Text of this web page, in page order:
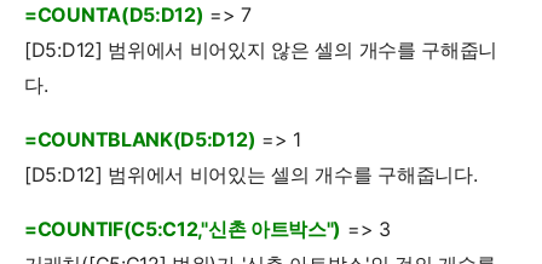
=COUNTA(D5:D12) => 7
[D5:D12] 범위에서 비어있지 않은 셀의 개수를 구해줍니
다.
=COUNTBLANK(D5:D12) => 1
[D5:D12] 범위에서 비어있는 셀의 개수를 구해줍니다.
=COUNTIF(C5:C12,"신촌 아트박스") => 3